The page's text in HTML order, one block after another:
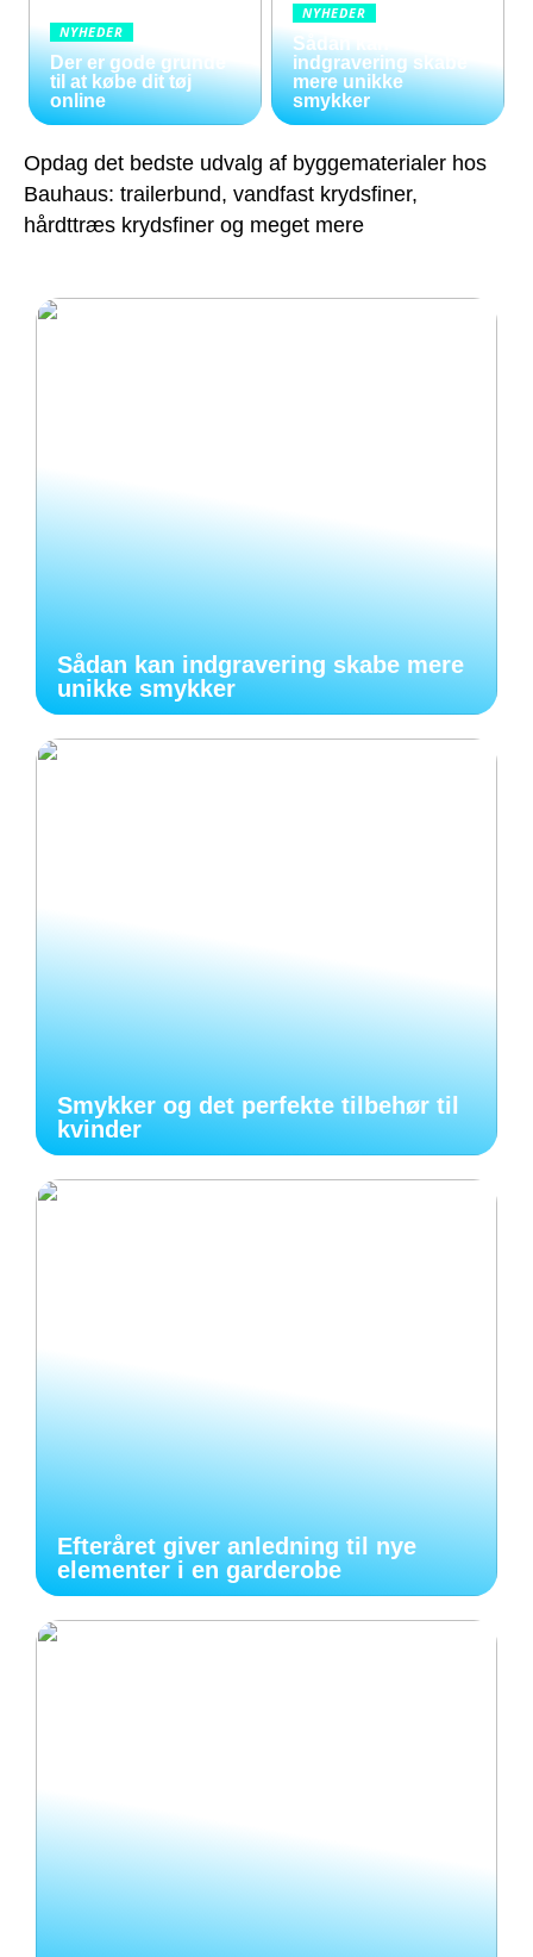
NYHEDER
Der er gode grunde
til at købe dit tøj
online
NYHEDER
Sådan kan
indgravering skabe
mere unikke
smykker
Opdag det bedste udvalg af byggematerialer hos
Bauhaus: trailerbund, vandfast krydsfiner,
hårdttræs krydsfiner og meget mere
Sådan kan indgravering skabe mere
unikke smykker
Smykker og det perfekte tilbehør til
kvinder
Efteråret giver anledning til nye
elementer i en garderobe